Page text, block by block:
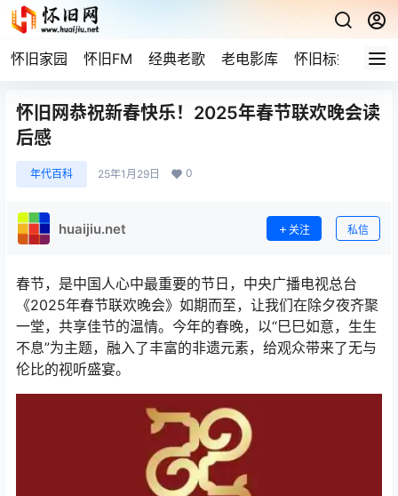
怀旧家园 怀旧FM 经典老歌 老电影库 怀旧标签 网
怀旧网恭祝新春快乐！2025年春节联欢晚会读
后感
年代百科 25年1月29日 0
huaijiu.net 关注 私信
春节，是中国人心中最重要的节日，中央广播电视总台
《2025年春节联欢晚会》如期而至，让我们在除夕夜齐聚
一堂，共享佳节的温情。今年的春晚，以“巳巳如意，生生
不息”为主题，融入了丰富的非遗元素，给观众带来了无与
伦比的视听盛宴。